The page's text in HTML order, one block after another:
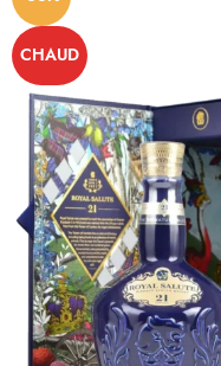
CHAUD